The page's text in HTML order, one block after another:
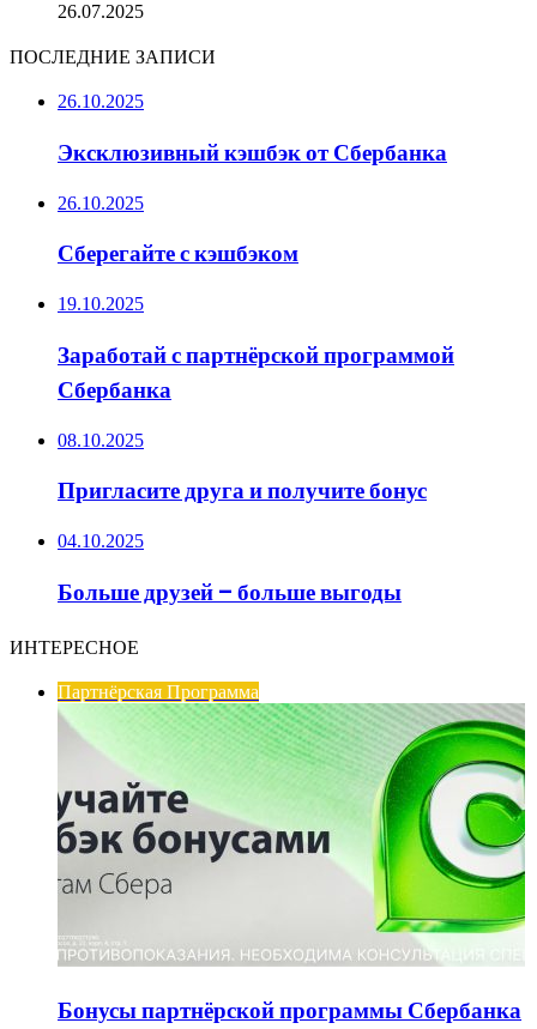
26.07.2025
ПОСЛЕДНИЕ ЗАПИСИ
26.10.2025
Эксклюзивный кэшбэк от Сбербанка
26.10.2025
Сберегайте с кэшбэком
19.10.2025
Заработай с партнёрской программой
Сбербанка
08.10.2025
Пригласите друга и получите бонус
04.10.2025
Больше друзей – больше выгоды
ИНТЕРЕСНОЕ
Партнёрская Программа
Бонусы партнёрской программы Сбербанка